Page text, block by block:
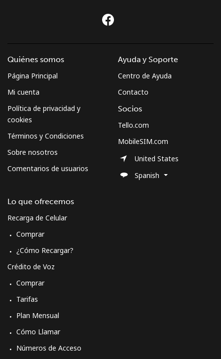
Quiénes somos
Página Principal
Mi cuenta
Política de privacidad y
cookies
Términos y Condiciones
Sobre nosotros
Comentarios de usuarios
Lo que ofrecemos
Recarga de Celular
Comprar
¿Cómo Recargar?
Crédito de Voz
Comprar
Tarifas
Plan Mensual
Cómo Llamar
Números de Acceso
Ayuda y Soporte
Centro de Ayuda
Contacto
Socios
Tello.com
MobileSIM.com
United States
Spanish